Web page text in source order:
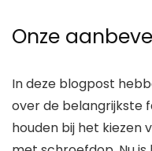
Onze
In deze blogpost
over de belangrijkste
houden bij het kiezen